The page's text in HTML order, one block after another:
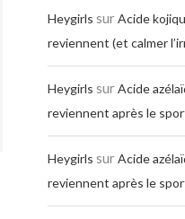
Heygirls surAcide
reviennent (et calmer
Heygirls surAcide
reviennent après le
Heygirls surAcide
reviennent après le